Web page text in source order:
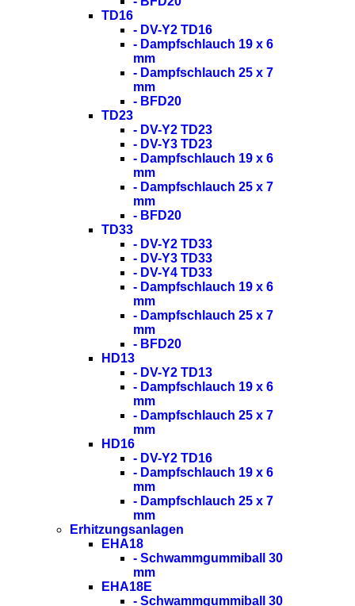
TD16
- DV-Y2 TD16
- Dampfschlauch 19 x 6
mm
- Dampfschlauch 25 x 7
mm
- BFD20
TD23
- DV-Y2 TD23
- DV-Y3 TD23
- Dampfschlauch 19 x 6
mm
- Dampfschlauch 25 x 7
mm
- BFD20
TD33
- DV-Y2 TD33
- DV-Y3 TD33
- DV-Y4 TD33
- Dampfschlauch 19 x 6
mm
- Dampfschlauch 25 x 7
mm
- BFD20
HD13
- DV-Y2 TD13
- Dampfschlauch 19 x 6
mm
- Dampfschlauch 25 x 7
mm
HD16
- DV-Y2 TD16
- Dampfschlauch 19 x 6
mm
- Dampfschlauch 25 x 7
mm
Erhitzungsanlagen
EHA18
- Schwammgummiball 30
mm
EHA18E
- Schwammgummiball 30